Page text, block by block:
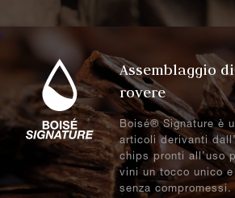
.
Assemblaggio
rovere
Boisé® Signature è
articoli derivanti
chips pronti all’uso
vini un tocco unico e
senza compromessi.